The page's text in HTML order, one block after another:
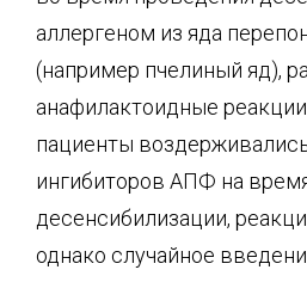
аллергеном из яда
(например пчелиный яд),
анафилактоидные
пациенты
ингибиторов АПФ на
десенсибилизации,
однако случайное